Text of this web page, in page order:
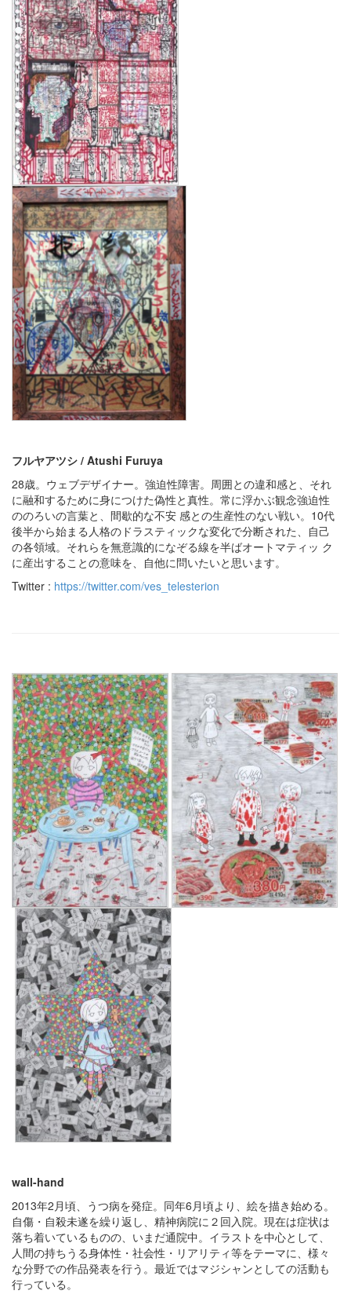
フルヤアツシ / Atushi Furuya
28歳。ウェブデザイナー。強迫性障害。周囲との違和感と、それ
に融和するために身につけた偽性と真性。常に浮かぶ観念強迫性
ののろいの言葉と、間歇的な不安 感との生産性のない戦い。10代
後半から始まる人格のドラスティックな変化で分断された、自己
の各領域。それらを無意識的になぞる線を半ばオートマティッ ク
に産出することの意味を、自他に問いたいと思います。
Twitter : https://twitter.com/ves_telesterion
wall-hand
2013年2月頃、うつ病を発症。同年6月頃より、絵を描き始める。
自傷・自殺未遂を繰り返し、精神病院に２回入院。現在は症状は
落ち着いているものの、いまだ通院中。イラストを中心として、
人間の持ちうる身体性・社会性・リアリティ等をテーマに、様々
な分野での作品発表を行う。最近ではマジシャンとしての活動も
行っている。